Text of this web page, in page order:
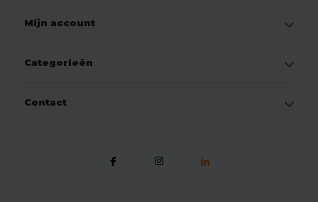
Mijn account
Categorieën
Contact